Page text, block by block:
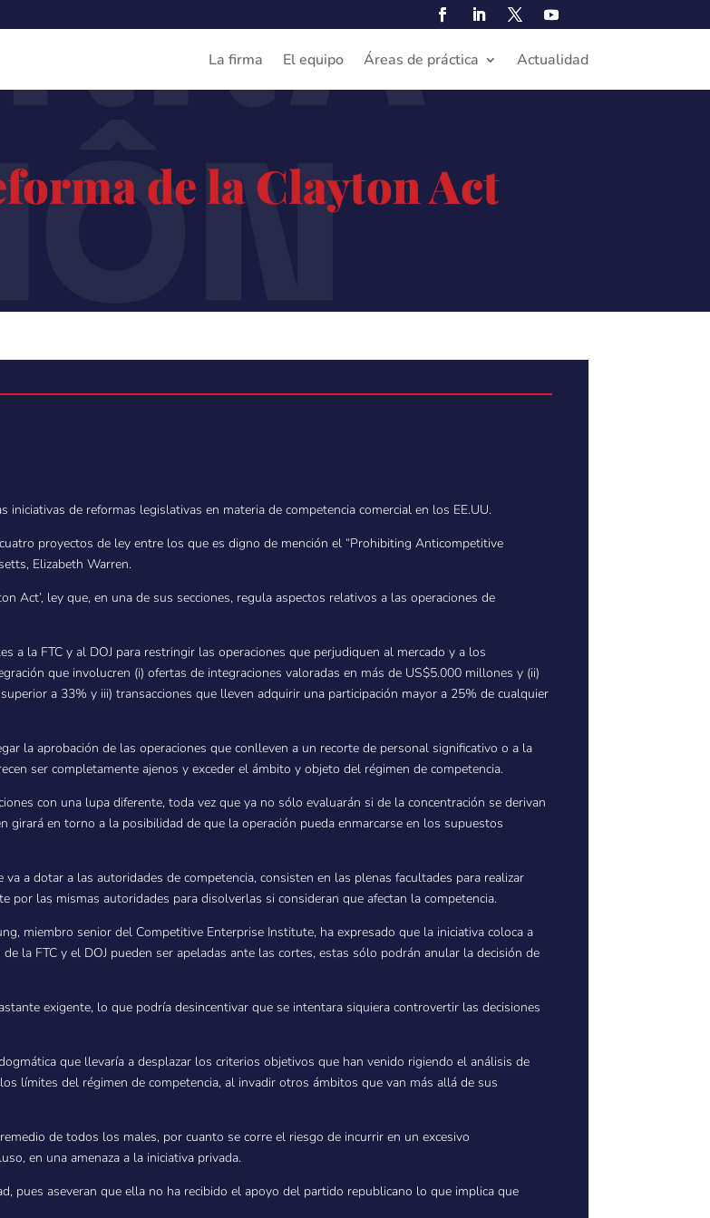
La firma El equipo Áreas de práctica Actualidad
de la Clayton Act
de reformas legislativas en materia de competencia comercial en los EE.UU.
proyectos de ley entre los que es digno de mención el “Prohibiting Anticompetitive
Elizabeth Warren.
Act’, ley que, en una de sus secciones, regula aspectos relativos a las operaciones de
a la FTC y al DOJ para restringir las operaciones que perjudiquen al mercado y a los
que involucren (i) ofertas de integraciones valoradas en más de US$5.000 millones y (ii)
a 33% y iii) transacciones que lleven adquirir una participación mayor a 25% de cualquier
la aprobación de las operaciones que conlleven a un recorte de personal significativo o a la
ser completamente ajenos y exceder el ámbito y objeto del régimen de competencia.
con una lupa diferente, toda vez que ya no sólo evaluarán si de la concentración se derivan
girará en torno a la posibilidad de que la operación pueda enmarcarse en los supuestos
a dotar a las autoridades de competencia, consisten en las plenas facultades para realizar
por las mismas autoridades para disolverlas si consideran que afectan la competencia.
miembro senior del Competitive Enterprise Institute, ha expresado que la iniciativa coloca a
la FTC y el DOJ pueden ser apeladas ante las cortes, estas sólo podrán anular la decisión de
exigente, lo que podría desincentivar que se intentara siquiera controvertir las decisiones
que llevaría a desplazar los criterios objetivos que han venido rigiendo el análisis de
límites del régimen de competencia, al invadir otros ámbitos que van más allá de sus
de todos los males, por cuanto se corre el riesgo de incurrir en un excesivo
en una amenaza a la iniciativa privada.
pues aseveran que ella no ha recibido el apoyo del partido republicano lo que implica que